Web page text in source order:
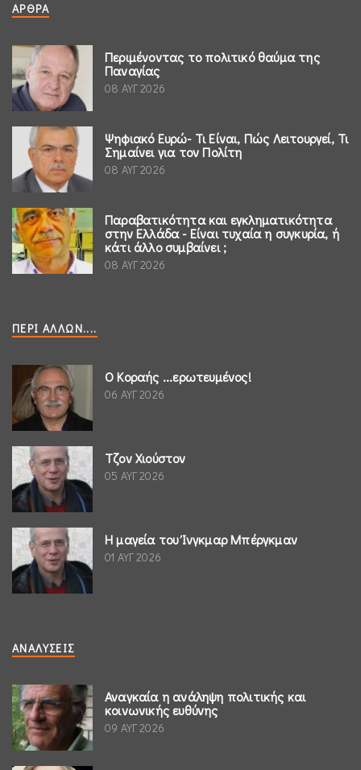
ΆΡΘΡΑ
Περιμένοντας το πολιτικό θαύμα της
Παναγίας
08 ΑΥΓ 2026
Ψηφιακό Ευρώ- Τι Είναι, Πώς Λειτουργεί, Τι
Σημαίνει για τον Πολίτη
08 ΑΥΓ 2026
Παραβατικότητα και εγκληματικότητα
στην Ελλάδα - Είναι τυχαία η συγκυρία, ή
κάτι άλλο συμβαίνει ;
08 ΑΥΓ 2026
ΠΕΡΊ ΆΛΛΩΝ....
Ο Κοραής ...ερωτευμένος!
06 ΑΥΓ 2026
Τζον Χιούστον
05 ΑΥΓ 2026
Η μαγεία του Ίνγκμαρ Μπέργκμαν
01 ΑΥΓ 2026
ΑΝΑΛΎΣΕΙΣ
Αναγκαία η ανάληψη πολιτικής και
κοινωνικής ευθύνης
09 ΑΥΓ 2026